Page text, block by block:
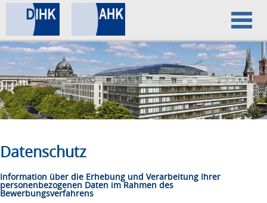
Home
Datenschutz
Impressum
Datenschutz
Information über die Erhebung und Verarbeitung Ihrer
personenbezogenen Daten im Rahmen des
Bewerbungsverfahrens